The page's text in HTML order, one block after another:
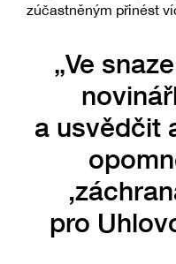
zúčastněným přinést
„Ve
a usvědčit
pro